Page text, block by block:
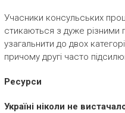
Учасники консульських
стикаються з дуже різними
узагальнити до двох
причому другі часто
Ресурси
Україні ніколи не